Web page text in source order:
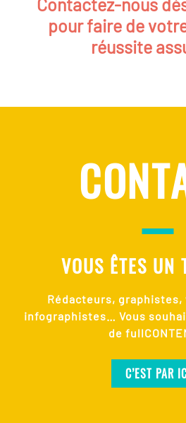
pour faire de
réussite
VOUS ÊTES UN
Rédacteurs,
infographistes… Vous
de
C’EST PAR